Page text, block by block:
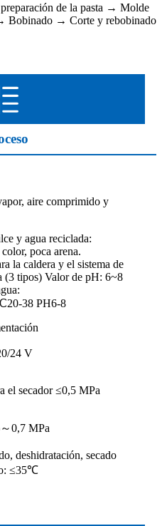
de la pasta → Molde
→ Corte y rebobinado
aire comprimido y
y agua reciclada:
poca arena.
la caldera y el sistema de
(3 tipos) Valor de pH: 6~8
38 PH6-8
24 V
el secador ≤0,5 MPa
0,7 MPa
deshidratación, secado
≤35℃